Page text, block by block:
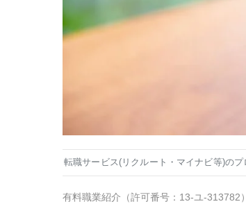
転職サービス(リクルート・マイナビ等)のプ
有料職業紹介 （許可番号：13-ユ-313782